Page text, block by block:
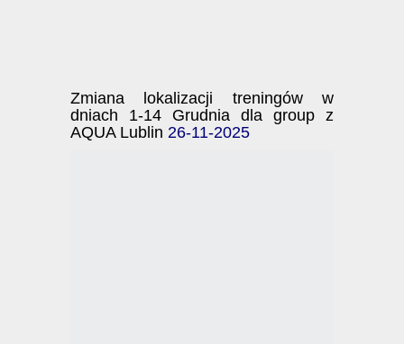
Zmiana lokalizacji treningów w
dniach 1-14 Grudnia dla group z
AQUA Lublin 26-11-2025